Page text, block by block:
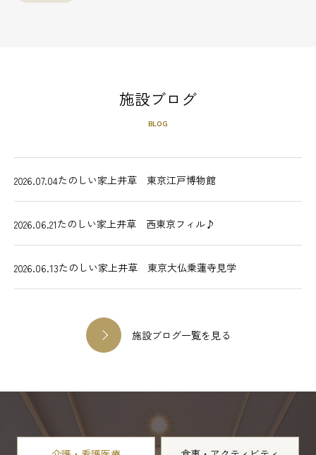
施設ブログ
BLOG
2026.07.04たのしい家上井草 東京江戸博物館
2026.06.21たのしい家上井草 西東京フィル♪
2026.06.13たのしい家上井草 東京大仏乗蓮寺見学
施設ブログ一覧を見る